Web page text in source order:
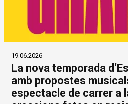
19.06.2026
La nova temporada
amb propostes
espectacle de carrer a